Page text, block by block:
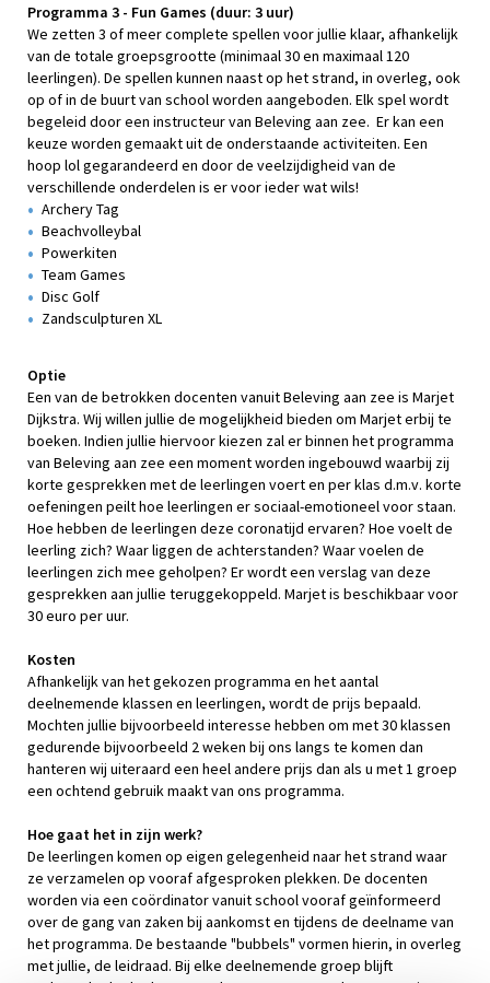
Programma 3 - Fun Games (duur: 3 uur)
We zetten 3 of meer complete spellen voor jullie klaar, afhankelijk
van de totale groepsgrootte (minimaal 30 en maximaal 120
leerlingen). De spellen kunnen naast op het strand, in overleg, ook
op of in de buurt van school worden aangeboden. Elk spel wordt
begeleid door een instructeur van Beleving aan zee. Er kan een
keuze worden gemaakt uit de onderstaande activiteiten. Een
hoop lol gegarandeerd en door de veelzijdigheid van de
verschillende onderdelen is er voor ieder wat wils!
Archery Tag
Beachvolleybal
Powerkiten
Team Games
Disc Golf
Zandsculpturen XL
Optie
Een van de betrokken docenten vanuit Beleving aan zee is Marjet
Dijkstra. Wij willen jullie de mogelijkheid bieden om Marjet erbij te
boeken. Indien jullie hiervoor kiezen zal er binnen het programma
van Beleving aan zee een moment worden ingebouwd waarbij zij
korte gesprekken met de leerlingen voert en per klas d.m.v. korte
oefeningen peilt hoe leerlingen er sociaal-emotioneel voor staan.
Hoe hebben de leerlingen deze coronatijd ervaren? Hoe voelt de
leerling zich? Waar liggen de achterstanden? Waar voelen de
leerlingen zich mee geholpen? Er wordt een verslag van deze
gesprekken aan jullie teruggekoppeld. Marjet is beschikbaar voor
30 euro per uur.
Kosten
Afhankelijk van het gekozen programma en het aantal
deelnemende klassen en leerlingen, wordt de prijs bepaald.
Mochten jullie bijvoorbeeld interesse hebben om met 30 klassen
gedurende bijvoorbeeld 2 weken bij ons langs te komen dan
hanteren wij uiteraard een heel andere prijs dan als u met 1 groep
een ochtend gebruik maakt van ons programma.
Hoe gaat het in zijn werk?
De leerlingen komen op eigen gelegenheid naar het strand waar
ze verzamelen op vooraf afgesproken plekken. De docenten
worden via een coördinator vanuit school vooraf geïnformeerd
over de gang van zaken bij aankomst en tijdens de deelname van
het programma. De bestaande "bubbels" vormen hierin, in overleg
met jullie, de leidraad. Bij elke deelnemende groep blijft